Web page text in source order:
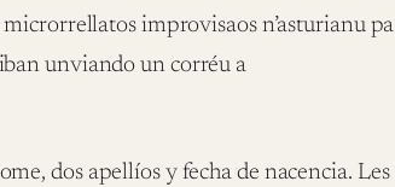
improvisaos n’asturianu pa
unviando un corréu a
dos apellíos y fecha de nacencia. Les